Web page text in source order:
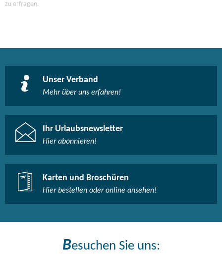
zu erfragen.
Unser Verband
Mehr über uns erfahren!
Ihr Urlaubsnewsletter
Hier abonnieren!
Karten und Broschüren
Hier bestellen oder online ansehen!
Besuchen Sie uns: